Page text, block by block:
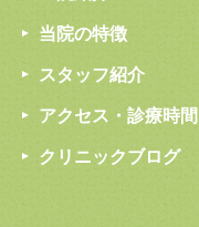
当院の特徴
スタッフ紹介
アクセス・診療時間
クリニックブログ